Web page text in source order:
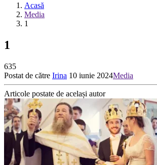
Acasă
Media
1
1
635
Postat de către Irina 10 iunie 2024Media
Articole postate de același autor